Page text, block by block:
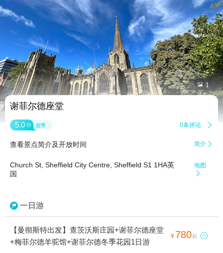
 1
谢菲尔德座堂
5.0 分 超赞 0条评论 
查看景点简介及开放时间 简介 
Church St, Sheffield City Centre, Sheffield S1 1HA英
国
地图

一日游
【曼彻斯特出发】查茨沃斯庄园+谢菲尔德座堂
+梅菲尔德羊驼馆+谢菲尔德冬季花园1日游
¥ 780起 
